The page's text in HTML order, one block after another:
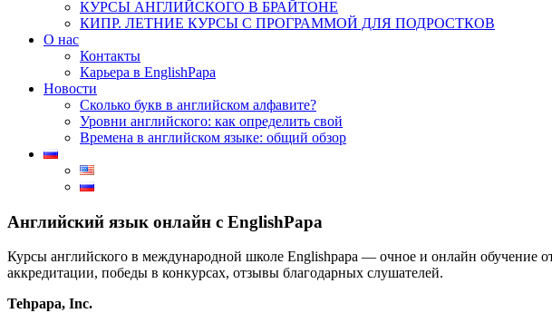
КУРСЫ АНГЛИЙСКОГО В БРАЙТОНЕ
КИПР. ЛЕТНИЕ КУРСЫ С ПРОГРАММОЙ ДЛЯ ПОДРОСТКОВ
О нас
Контакты
Карьера в EnglishPapa
Новости
Сколько букв в английском алфавите?
Уровни английского: как определить свой​
Времена в английском языке: общий обзор
Английский язык онлайн с EnglishPapa
Курсы английского в международной школе Englishpapa — очное и онлайн обучение
аккредитации, победы в конкурсах, отзывы благодарных слушателей.
Tehpapa, Inc.